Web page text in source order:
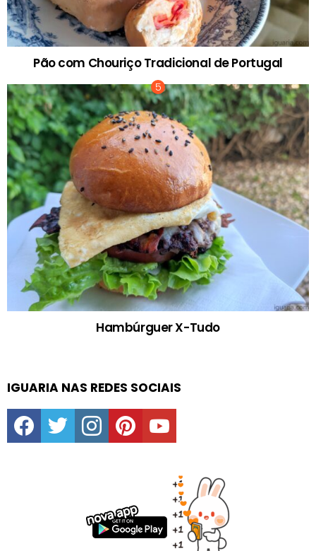
Pão com Chouriço Tradicional de Portugal
Hambúrguer X-Tudo
IGUARIA NAS REDES SOCIAIS
facebooktwitter instagrampinterestyoutube